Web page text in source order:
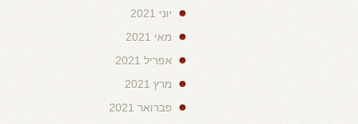
יוני 2021
מאי 2021
אפריל 2021
מרץ 2021
פברואר 2021